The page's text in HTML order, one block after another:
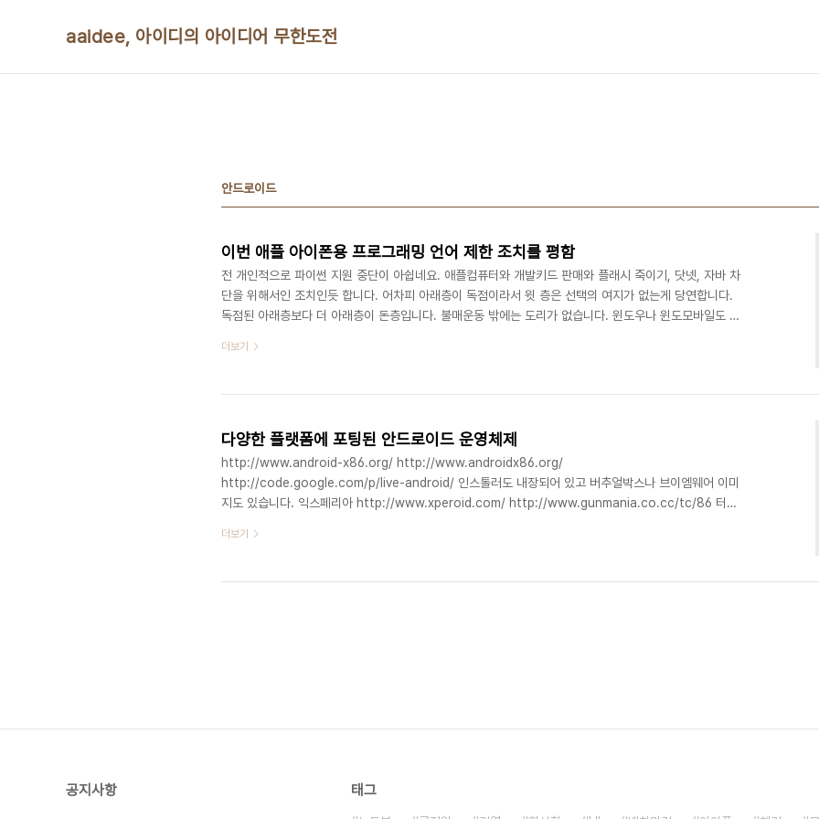
aaidee, 아이디의 아이디어 무한도전
안드로이드
이번 애플 아이폰용 프로그래밍 언어 제한 조치를 평함
전 개인적으로 파이썬 지원 중단이 아쉽네요. 애플컴퓨터와 개발키드 판매와 플래시 죽이기, 닷넷, 자바 차
단을 위해서인 조치인듯 합니다. 어차피 아래층이 독점이라서 윗 층은 선택의 여지가 없는게 당연합니다.
독점된 아래층보다 더 아래층이 돈층입니다. 불매운동 밖에는 도리가 없습니다. 윈도우나 윈도모바일도 안
만 지원했죠. 반대로 안드로이드는 플래시 지원할 예정이라던데 구글의 유튜브 플래시 탈출과 코덱 공개는
로이드의 경우 애플리케이션 판매자 입장으로 보자면 안드로이드 복제방지 장치가 제대로 작동할지 의문입
더보기
다양한 플랫폼에 포팅된 안드로이드 운영체제
http://www.android-x86.org/ http://www.androidx86.org/
http://code.google.com/p/live-android/ 인스톨러도 내장되어 있고 버추얼박스나 브이엠웨어 이미
지도 있습니다. 익스페리아 http://www.xperoid.com/ http://www.gunmania.co.cc/tc/86 터치
option=com_rokdownloads&view=folder&Itemid=68&id=1:connect-utb-downloads
id=smartphone&page=1&sn1=&divpage=3&category..
더보기
공지사항 태그